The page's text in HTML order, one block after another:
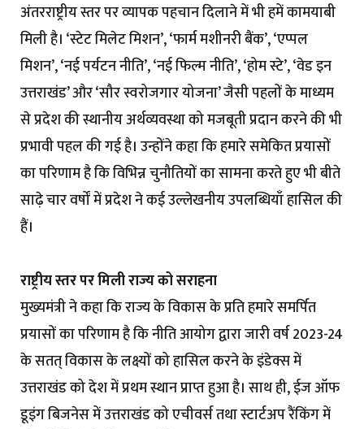
अंतरराष्ट्रीय स्तर पर व्यापक पहचान दिलाने में भी हमें कामयाबी
मिली है। ‘स्टेट मिलेट मिशन’, ‘फार्म मशीनरी बैंक’, ‘एप्पल
मिशन’, ‘नई पर्यटन नीति’, ‘नई फिल्म नीति’, ‘होम स्टे’, ‘वेड इन
उत्तराखंड’ और ‘सौर स्वरोजगार योजना’ जैसी पहलों के माध्यम
से प्रदेश की स्थानीय अर्थव्यवस्था को मजबूती प्रदान करने की भी
प्रभावी पहल की गई है। उन्होंने कहा कि हमारे समेकित प्रयासों
का परिणाम है कि विभिन्न चुनौतियों का सामना करते हुए भी बीते
साढ़े चार वर्षों में प्रदेश ने कई उल्लेखनीय उपलब्धियाँ हासिल की
हैं।
राष्ट्रीय स्तर पर मिली राज्य को सराहना
मुख्यमंत्री ने कहा कि राज्य के विकास के प्रति हमारे समर्पित
प्रयासों का परिणाम है कि नीति आयोग द्वारा जारी वर्ष 2023-24
के सतत् विकास के लक्ष्यों को हासिल करने के इंडेक्स में
उत्तराखंड को देश में प्रथम स्थान प्राप्त हुआ है। साथ ही, ईज ऑफ
डूइंग बिजनेस में उत्तराखंड को एचीवर्स तथा स्टार्टअप रैंकिंग में